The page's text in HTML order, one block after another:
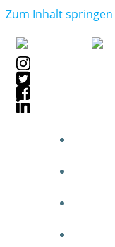
Zum Inhalt springen